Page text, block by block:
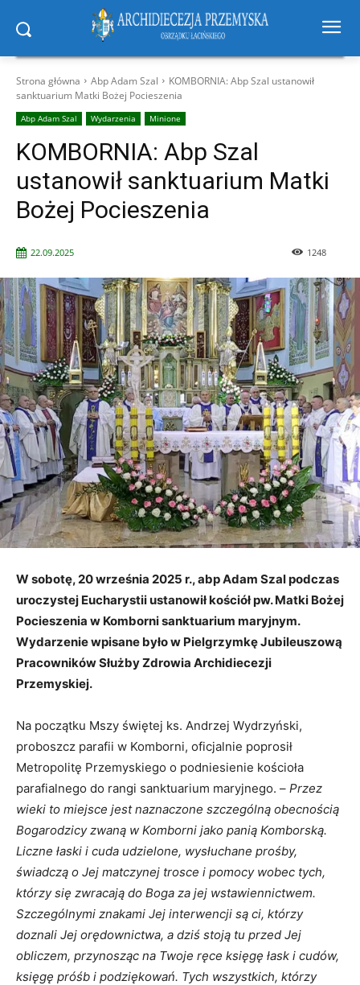
Strona główna Abp Adam Szal
KOMBORNIA: Abp Szal ustanowił
sanktuarium Matki Bożej Pocieszenia
Abp Adam Szal Wydarzenia Minione
KOMBORNIA: Abp Szal
ustanowił sanktuarium Matki
Bożej Pocieszenia
22.09.2025 1248
W sobotę, 20 września 2025 r., abp Adam Szal podczas
uroczystej Eucharystii ustanowił kościół pw. Matki Bożej
Pocieszenia w Komborni sanktuarium maryjnym.
Wydarzenie wpisane było w Pielgrzymkę Jubileuszową
Pracowników Służby Zdrowia Archidiecezji
Przemyskiej.
Na początku Mszy świętej ks. Andrzej Wydrzyński,
proboszcz parafii w Komborni, oficjalnie poprosił
Metropolitę Przemyskiego o podniesienie kościoła
parafialnego do rangi sanktuarium maryjnego. – Przez
wieki to miejsce jest naznaczone szczególną obecnością
Bogarodzicy zwaną w Komborni jako panią Komborską.
Liczne łaski i cuda udzielone, wysłuchane prośby,
świadczą o Jej matczynej trosce i pomocy wobec tych,
którzy się zwracają do Boga za jej wstawiennictwem.
Szczególnymi znakami Jej interwencji są ci, którzy
doznali Jej orędownictwa, a dziś stoją tu przed Jej
obliczem, przynosząc na Twoje ręce księgę łask i cudów,
księgę próśb i podziękowań. Tych wszystkich, którzy